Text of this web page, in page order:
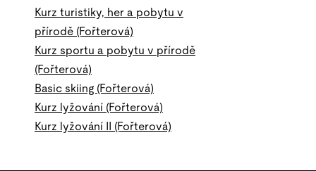
Kurz turistiky, her a pobytu v
přírodě (Fořterová)
Kurz sportu a pobytu v přírodě
(Fořterová)
Basic skiing (Fořterová)
Kurz lyžování (Fořterová)
Kurz lyžování II (Fořterová)